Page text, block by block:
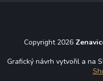
Copyright 2026
Grafický návrh vytvořil a na